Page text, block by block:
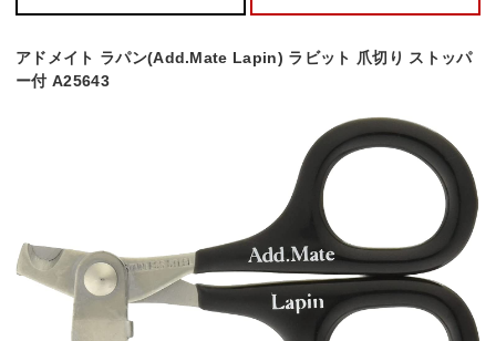
アドメイト ラパン(Add.Mate Lapin) ラビット 爪切り ストッパ
ー付 A25643